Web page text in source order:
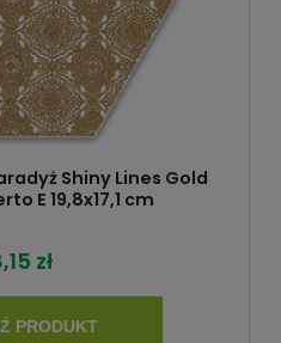
Shiny Lines Gold
E 19,8x17,1 cm
zł
PRODUKT